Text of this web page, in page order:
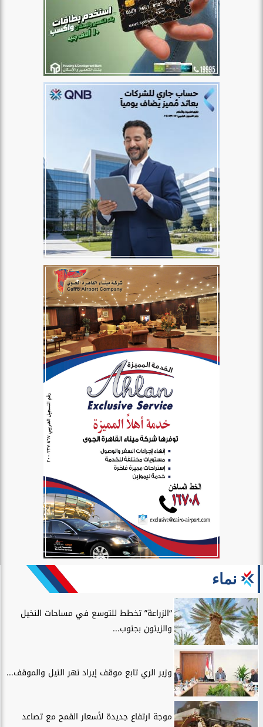
نماء
“الزراعة” تخطط للتوسع في مساحات النخيل
والزيتون بجنوب...
وزير الري تابع موقف إيراد نهر النيل والموقف...
موجة ارتفاع جديدة لأسعار القمح مع تصاعد